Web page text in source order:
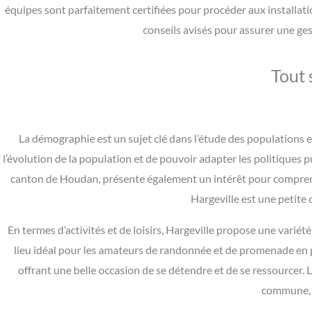
équipes sont parfaitement certifiées pour procéder aux
conseils avisés pour assurer une
Tout
La démographie est un sujet clé dans l’étude des
l’évolution de la population et de pouvoir adapter les politiques
canton de Houdan, présente également un intérêt pour
Hargeville est une petite
En termes d’activités et de loisirs, Hargeville propose une
lieu idéal pour les amateurs de randonnée et de promenade
offrant une belle occasion de se détendre et de se